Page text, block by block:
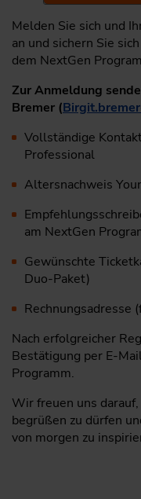
Melden Sie sich und
an und sichern Sie
dem NextGen
Zur Anmeldung
Bremer (Birgit.bremer
Vollständige
Professional
Altersnachweis
am NextGen
Gewünschte
Duo-Paket)
Rechnungsadresse
Nach erfolgreicher
Bestätigung per E-
Programm.
Wir freuen uns
begrüßen zu dürfen
von morgen zu